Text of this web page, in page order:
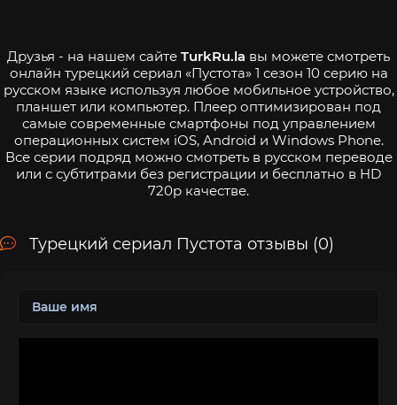
Друзья - на нашем сайте TurkRu.la вы можете смотреть
онлайн турецкий сериал «Пустота» 1 сезон 10 серию на
русском языке используя любое мобильное устройство,
планшет или компьютер. Плеер оптимизирован под
самые современные смартфоны под управлением
операционных систем iOS, Android и Windows Phone.
Все серии подряд можно смотреть в русском переводе
или с субтитрами без регистрации и бесплатно в HD
720p качестве.
Турецкий сериал Пустота отзывы (0)